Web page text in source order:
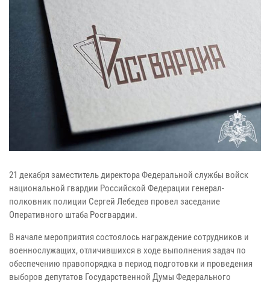
21 декабря заместитель директора Федеральной службы войск
национальной гвардии Российской Федерации генерал-
полковник полиции Сергей Лебедев провел заседание
Оперативного штаба Росгвардии.
В начале мероприятия состоялось награждение сотрудников и
военнослужащих, отличившихся в ходе выполнения задач по
обеспечению правопорядка в период подготовки и проведения
выборов депутатов Государственной Думы Федерального